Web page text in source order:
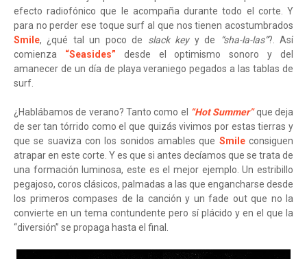
efecto radiofónico que le acompaña durante todo el corte. Y
para no perder ese toque surf al que nos tienen acostumbrados
Smile, ¿qué tal un poco de slack keyy de “sha-la-las”?. Así
comienza “Seasides” desde el optimismo sonoro y del
amanecer de un día de playa veraniego pegados a las tablas de
surf.
¿Hablábamos de verano? Tanto como el “Hot Summer”que deja
de ser tan tórrido como el que quizás vivimos por estas tierras y
que se suaviza con los sonidos amables que Smileconsiguen
atrapar en este corte. Y es que si antes decíamos que se trata de
una formación luminosa, este es el mejor ejemplo. Un estribillo
pegajoso, coros clásicos, palmadas a las que engancharse desde
los primeros compases de la canción y un fade out que no la
convierte en un tema contundente pero sí plácido y en el que la
“diversión” se propaga hasta el final.